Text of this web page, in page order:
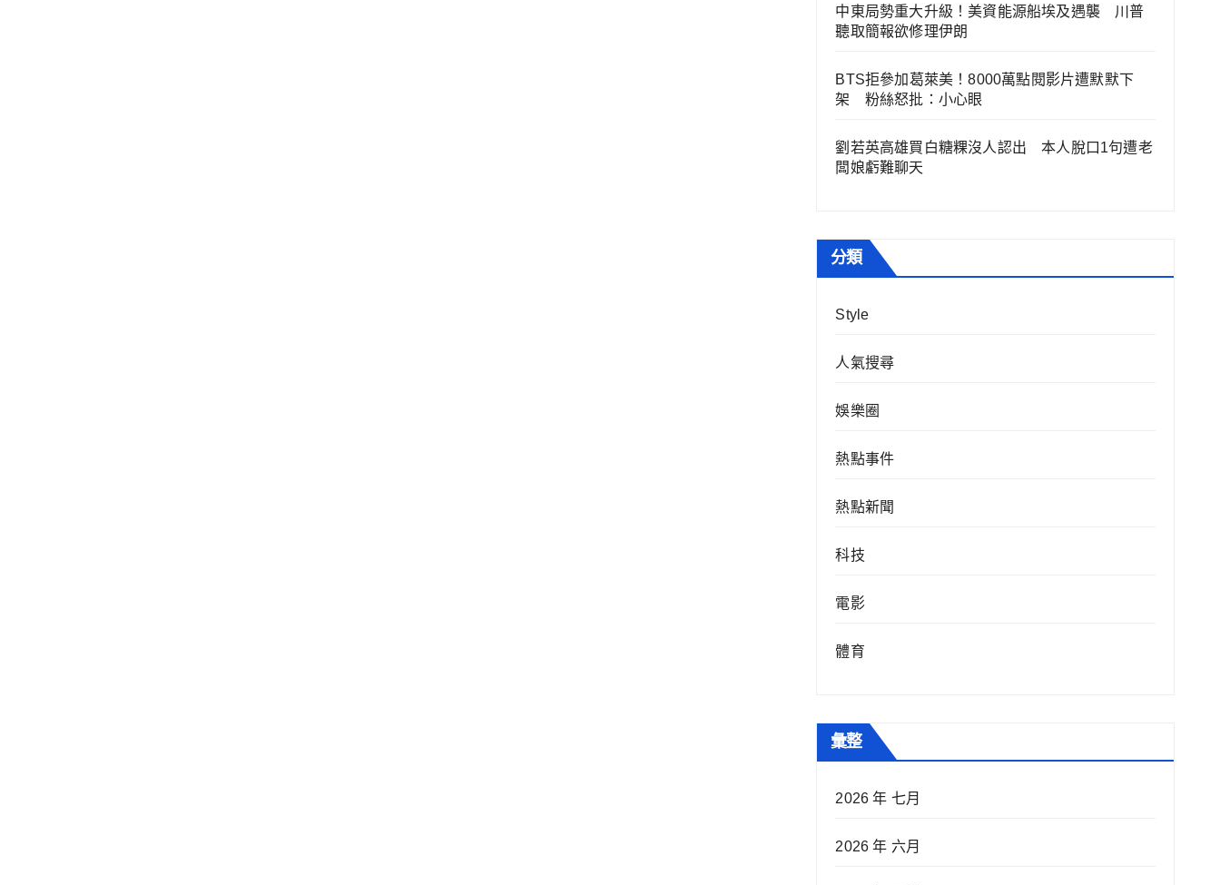
中東局勢重大升級！美資能源船埃及遇襲 川普
聽取簡報欲修理伊朗
BTS拒參加葛萊美！8000萬點閱影片遭默默下
架 粉絲怒批：小心眼
劉若英高雄買白糖粿沒人認出 本人脫口1句遭老
闆娘虧難聊天
分類
Style
人氣搜尋
娛樂圈
熱點事件
熱點新聞
科技
電影
體育
彙整
2026 年 七月
2026 年 六月